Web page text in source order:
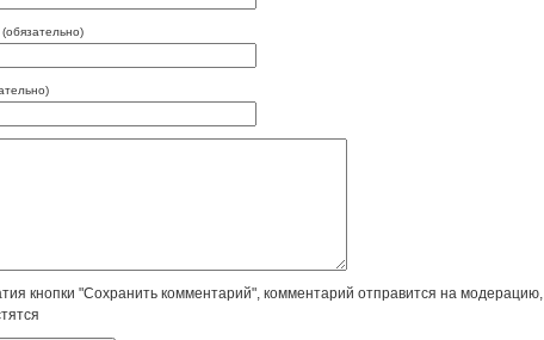
кнопки "Сохранить комментарий", комментарий отправится на модерацию,